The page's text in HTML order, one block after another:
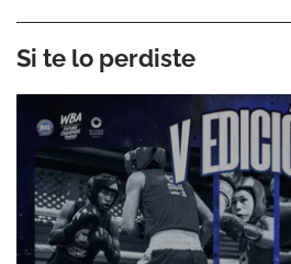
Si te lo perdiste